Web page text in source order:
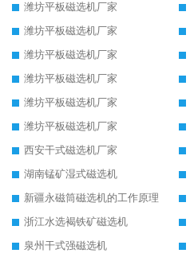
潍坊平板磁选机厂家
潍坊平板磁选机厂家
潍坊平板磁选机厂家
潍坊平板磁选机厂家
潍坊平板磁选机厂家
潍坊平板磁选机厂家
西安干式磁选机厂家
湖南锰矿湿式磁选机
新疆永磁筒磁选机的工作原理
浙江水选褐铁矿磁选机
泉州干式强磁选机